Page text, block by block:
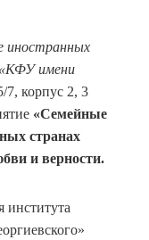
иностранных
имени
7, корпус 2, 3
«Семейные
странах
и верности.
института